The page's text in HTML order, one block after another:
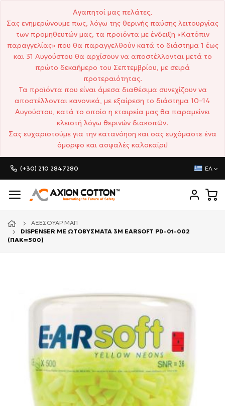
Αγαπητοί μας πελάτες,
Σας ενημερώνουμε πως, λόγω της θερινής παύσης λειτουργίας
των προμηθευτών μας, τα προϊόντα με ένδειξη «Κατόπιν
παραγγελίας» που θα παραγγελθούν κατά το διάστημα 1 έως
και 31 Αυγούστου θα αρχίσουν να αποστέλλονται μετά το
πρώτο δεκαήμερο του Σεπτεμβρίου, με σειρά
προτεραιότητας.
Τα προϊόντα που είναι άμεσα διαθέσιμα συνεχίζουν να
αποστέλλονται κανονικά, με εξαίρεση το διάστημα 10–14
Αυγούστου, κατά το οποίο η εταιρεία μας θα παραμείνει
κλειστή λόγω θερινών διακοπών.
Σας ευχαριστούμε για την κατανόηση και σας ευχόμαστε ένα
όμορφο και ασφαλές καλοκαίρι!
(+30) 210 2847280 ΕΛ
ΑΞΕΣΟΥΆΡ ΜΑΠ
DISPENSER ΜΕ ΩΤΟΒΥΣΜΑΤΑ 3M EARSOFT PD-01-002
(ΠΑΚ=500)